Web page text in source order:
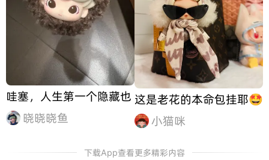
哇塞，人生第一个隐藏也
晓晓晓鱼
这是老花的本命包挂耶🤩
小猫咪
下载App查看更多精彩内容